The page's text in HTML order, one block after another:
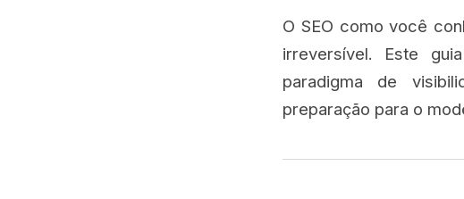
O SEO como você
irreversível. Este
paradigma de
preparação para o